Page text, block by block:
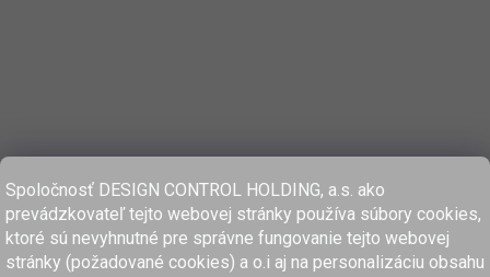
Spoločnosť DESIGN CONTROL HOLDING, a.s. ako
prevádzkovateľ tejto webovej stránky používa súbory cookies,
ktoré sú nevyhnutné pre správne fungovanie tejto webovej
stránky (požadované cookies) a o.i aj na personalizáciu obsahu